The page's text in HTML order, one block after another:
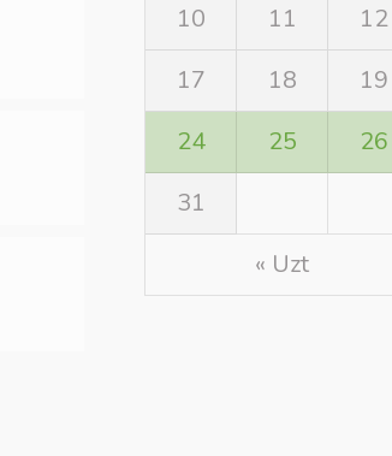
10
11 12
17
18 19
24
25 26
31
« Uzt